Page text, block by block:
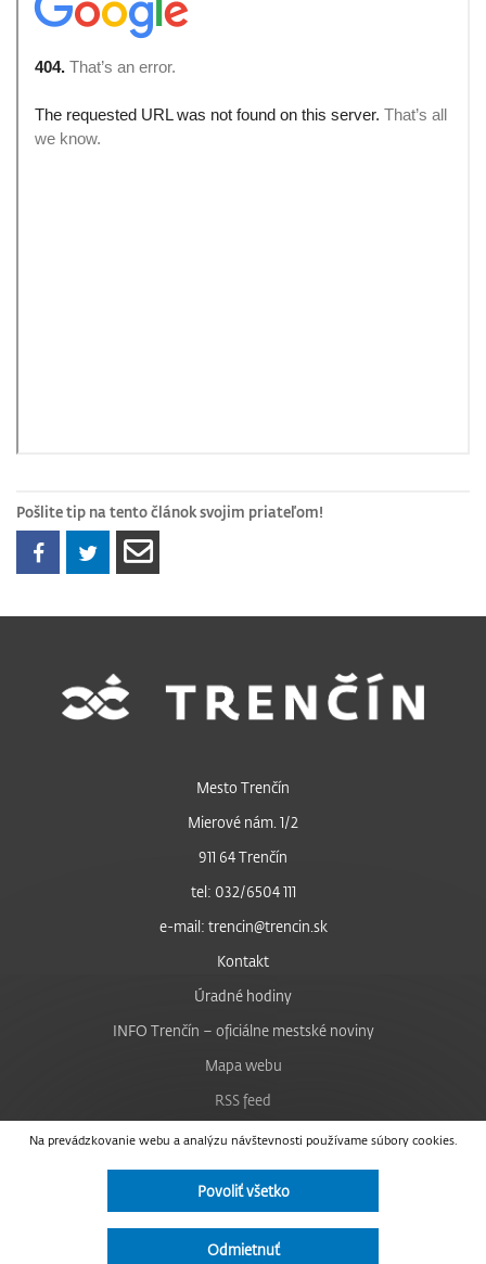
Pošlite tip na tento článok svojim priateľom!
Na prevádzkovanie webu a analýzu návštevnosti používame súbory cookies.
Povoliť všetko
Odmietnuť
Mesto Trenčín
Mierové nám. 1/2
911 64 Trenčín
tel: 032/6504 111
e-mail: trencin@trencin.sk
Kontakt
Úradné hodiny
INFO Trenčín – oficiálne mestské noviny
Mapa webu
RSS feed
Nastavenie cookies
Facebook
Instagram